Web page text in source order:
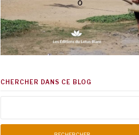
CHERCHER DANS CE BLOG